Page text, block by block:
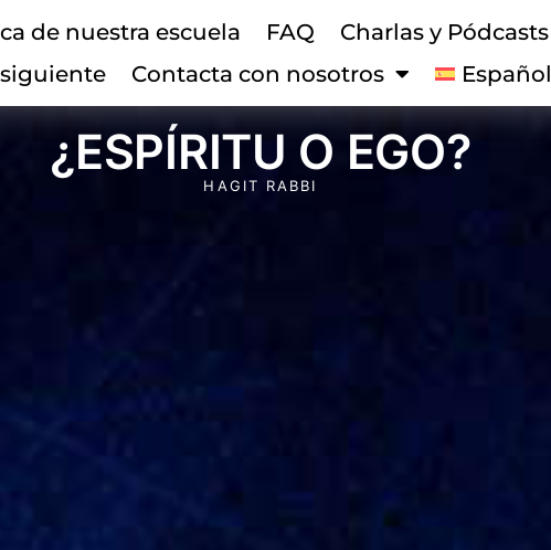
de nuestra escuela FAQ Charlas y Pódcasts
Contacta con nosotros Español
¿ESPÍRITU O EGO?
HAGIT RABBI